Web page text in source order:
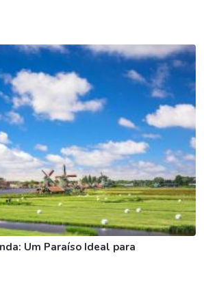
Um Paraíso Ideal para